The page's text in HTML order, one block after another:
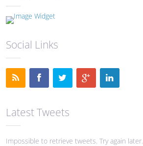
Social Links
Latest Tweets
Impossible to retrieve tweets. Try again later.